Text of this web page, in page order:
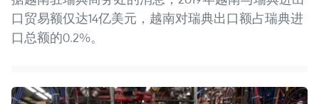
口贸易额仅达14亿美元，越南对瑞典出口额占瑞典进
口总额的0.2%。